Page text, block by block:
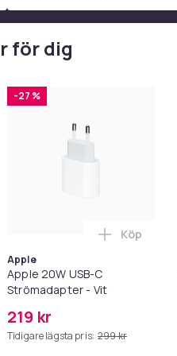
för dig
-27 %
Apple
Apple 20W USB-C
Strömadapter - Vit
219 kr
Tidigare lägsta pris: 299 kr
Lägg till
Köp